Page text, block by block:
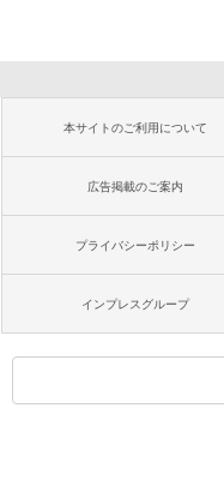
本サイトのご利用について
広告掲載のご案内
プライバシーポリシー
インプレスグループ